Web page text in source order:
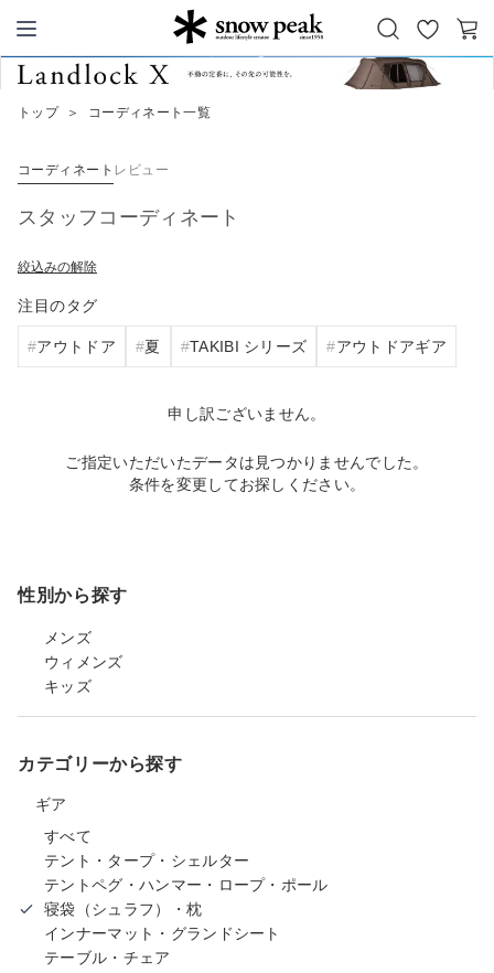
Snow Peak
お
気
カ
トップ ＞ コーディネート一覧
コーディネート レビュー
スタッフコーディネート
絞込みの解除
注目のタグ
アウトドア 夏 TAKIBI シリーズ アウトドアギア
申し訳ございません。
ご指定いただいたデータは見つかりませんでした。
条件を変更してお探しください。
性別から探す
メンズ
ウィメンズ
キッズ
カテゴリーから探す
ギア
すべて
テント・タープ・シェルター
テントペグ・ハンマー・ロープ・ポール
寝袋（シュラフ）・枕
インナーマット・グランドシート
テーブル・チェア